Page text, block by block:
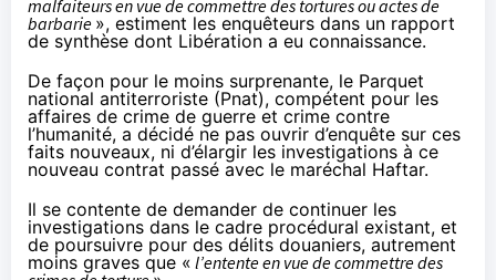
malfaiteurs en vue de commettre des tortures ou actes de
barbarie », estiment les enquêteurs dans un rapport
de synthèse dont Libération a eu connaissance.
De façon pour le moins surprenante, le Parquet
national antiterroriste (Pnat), compétent pour les
affaires de crime de guerre et crime contre
l’humanité, a décidé ne pas ouvrir d’enquête sur ces
faits nouveaux, ni d’élargir les investigations à ce
nouveau contrat passé avec le maréchal Haftar.
Il se contente de demander de continuer les
investigations dans le cadre procédural existant, et
de poursuivre pour des délits douaniers, autrement
moins graves que « l’entente en vue de commettre des